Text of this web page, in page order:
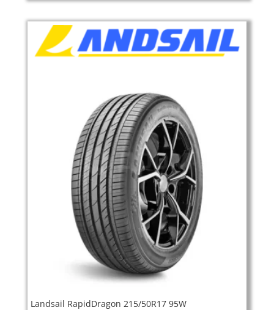
Landsail RapidDragon 215/50R17 95W